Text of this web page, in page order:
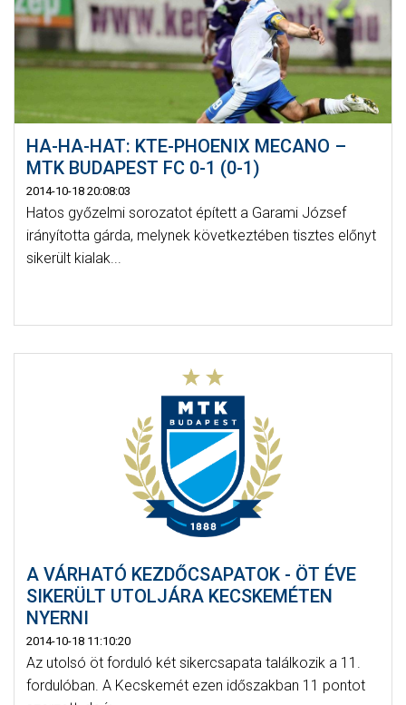
HA-HA-HAT: KTE-PHOENIX MECANO –
MTK BUDAPEST FC 0-1 (0-1)
2014-10-18 20:08:03
Hatos győzelmi sorozatot épített a Garami József
irányította gárda, melynek következtében tisztes előnyt
sikerült kialak...
A VÁRHATÓ KEZDŐCSAPATOK - ÖT ÉVE
SIKERÜLT UTOLJÁRA KECSKEMÉTEN
NYERNI
2014-10-18 11:10:20
Az utolsó öt forduló két sikercsapata találkozik a 11.
fordulóban. A Kecskemét ezen időszakban 11 pontot